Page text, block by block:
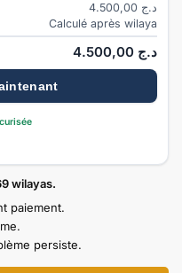
د.ج
Calculé après wilaya
د.ج
wilayas.
paiement.
persiste.